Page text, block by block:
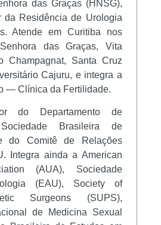
das Graças (HNSG),
da Residência de Urologia
Atende em Curitiba nos
das Graças, Vita
Champagnat, Santa Cruz
Cajuru, e integra a
— Clínica da Fertilidade.
do Departamento de
Brasileira de
do Comitê de Relações
Integra ainda a American
(AUA), Sociedade
(EAU), Society of
Surgeons (SUPS),
de Medicina Sexual